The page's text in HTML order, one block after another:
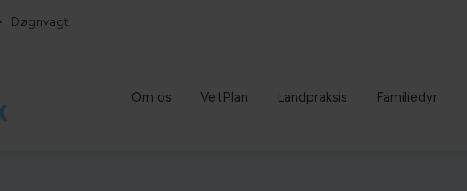
Døgnvagt
Om os VetPlan Landpraksis Familiedyr